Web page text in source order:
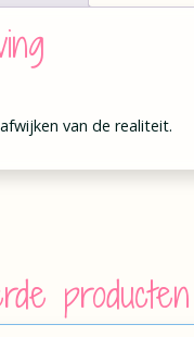
van de realiteit.
producten